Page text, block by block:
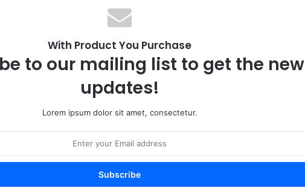
With Product You Purchase
to our mailing list to get the new
updates!
Lorem ipsum dolor sit amet, consectetur.